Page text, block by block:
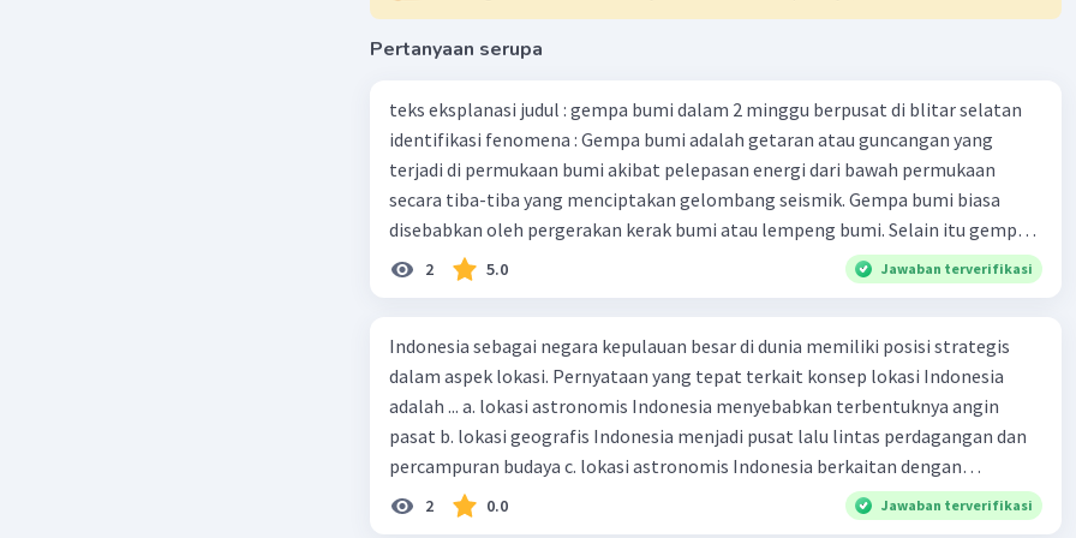
pembangunan di Indonesia.
Beri Rating·0.0(0) Balas
Pertanyaan serupa
teks eksplanasi judul : gempa bumi dalam 2 minggu berpusat di blitar selatan
identifikasi fenomena : Gempa bumi adalah getaran atau guncangan yang
terjadi di permukaan bumi akibat pelepasan energi dari bawah permukaan
secara tiba-tiba yang menciptakan gelombang seismik. Gempa bumi biasa
disebabkan oleh pergerakan kerak bumi atau lempeng bumi. Selain itu gempa
bumi juga bisa disebabkan oleh letusan gunung api. rangkaian kejadian : Sejak
awal bulan Agustus hingga hari ini, tercatat 9 kali gempa terdeteksi berpusat di
kegempaan di sepanjang selatan Pulau Jawa. Data yang terekam BPBD
Kabupaten Blitar, gempa awak bulan terjadi pada Rabu, 02 Agustus 2023.
Kemudian pada Kamis, 03 Agustus 2023. Lalu berselang dua hari kemudian ,
Minggu 06-Agu-23. Kemudian pada Jumat , 11 Agustus terjadi dua kali gempa.
Lalu terdeteksi kembali pada 12 Agustus. Tanggal 14 Agustus,Gempa kembali
terdeteksi Selasa, 15 Agustus, Terakhir hari ini Rabu, 16 Agustus. Penyebab
2 5.0 Jawaban terverifikasi
Indonesia sebagai negara kepulauan besar di dunia memiliki posisi strategis
dalam aspek lokasi. Pernyataan yang tepat terkait konsep lokasi Indonesia
adalah ... a. lokasi astronomis Indonesia menyebabkan terbentuknya angin
pasat b. lokasi geografis Indonesia menjadi pusat lalu lintas perdagangan dan
percampuran budaya c. lokasi astronomis Indonesia berkaitan dengan
fenomena gempa tektonik d. lokasi geografis Indonesia berada diantara Benua
Eropa dan Benua Australia e. lokasi geologis Indonesia berdampak pada crah
2 0.0 Jawaban terverifikasi